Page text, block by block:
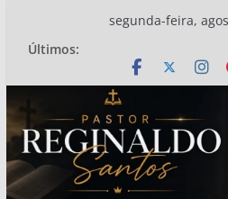
conteúdo
segunda-feira,
Últimos: